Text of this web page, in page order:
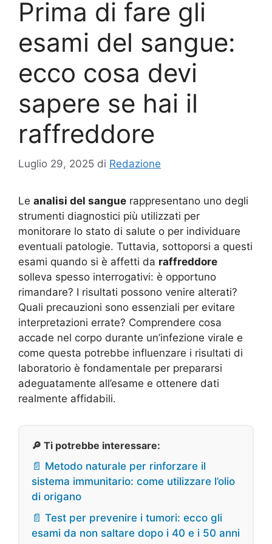
Prima di fare gli
esami del sangue:
ecco cosa devi
sapere se hai il
raffreddore
Luglio 29, 2025 di Redazione
Le analisi del sangue rappresentano uno degli
strumenti diagnostici più utilizzati per
monitorare lo stato di salute o per individuare
eventuali patologie. Tuttavia, sottoporsi a questi
esami quando si è affetti da raffreddore
solleva spesso interrogativi: è opportuno
rimandare? I risultati possono venire alterati?
Quali precauzioni sono essenziali per evitare
interpretazioni errate? Comprendere cosa
accade nel corpo durante un’infezione virale e
come questa potrebbe influenzare i risultati di
laboratorio è fondamentale per prepararsi
adeguatamente all’esame e ottenere dati
realmente affidabili.
🔎 Ti potrebbe interessare:
📄 Metodo naturale per rinforzare il
sistema immunitario: come utilizzare l’olio
di origano
📄 Test per prevenire i tumori: ecco gli
esami da non saltare dopo i 40 e i 50 anni